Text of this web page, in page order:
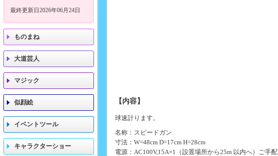
【内容】
球速計ります。
名称：スピードガン
寸法：W=48cm D=17cm H=28cm
電源：AC100V,15A×1（設置場所から25m 以内へ）ご手配
最終更新日2026年06月24日
ものまね
大道芸人
マジック
似顔絵
イベントツール
キャラクターショー